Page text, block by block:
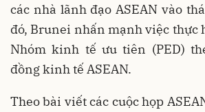
các nhà lãnh đạo ASEAN vào
đó, Brunei nhấn mạnh việc thực
Nhóm kinh tế ưu tiên (PED)
đồng kinh tế ASEAN.
Theo bài viết các cuộc họp